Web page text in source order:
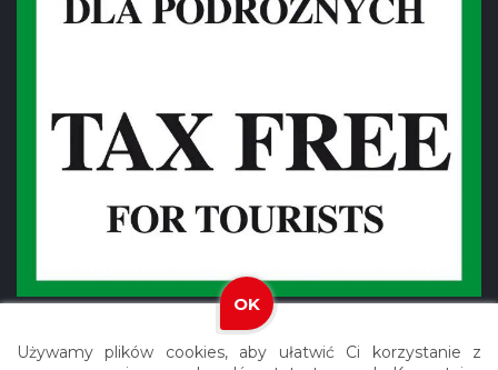
Używamy plików cookies, aby ułatwić Ci korzystanie z
OK